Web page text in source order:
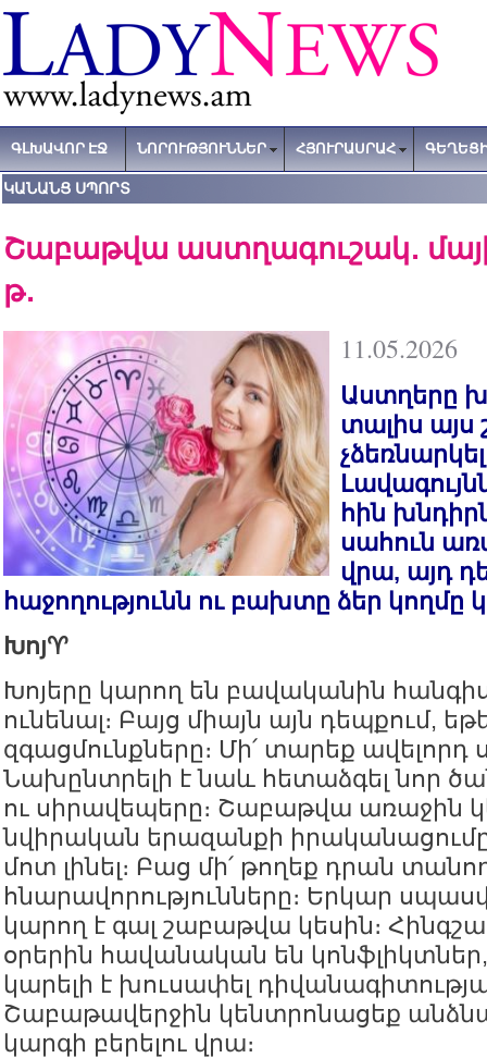
ԳԼԽԱՎՈՐ ԷՋ ՆՈՐՈՒԹՅՈՒՆՆԵՐ ՀՅՈՒՐԱՍՐԱՀ
ԿԱՆԱՆՑ ՍՊՈՐՏ
Շաբաթվա աստղագուշակ․
թ․
11.05.2026
Աստղերը
տալիս
հին
սահուն
վրա, այդ
հաջողությունն ու բախտը ձեր կողմը
Խոյ♈️
Խոյերը կարող են բավականին
ունենալ։ Բայց միայն այն դեպքում,
զգացմունքները։ Մի՛ տարեք ավելորդ
Նախընտրելի է նաև հետաձգել նոր
ու սիրավեպերը։ Շաբաթվա առաջին
նվիրական երազանքի
մոտ լինել։ Բաց մի՛ թողեք դրան
հնարավորությունները։ Երկար
կարող է գալ շաբաթվա կեսին։
օրերին հավանական են
կարելի է խուսափել
Շաբաթավերջին կենտրոնացեք
կարգի բերելու վրա։